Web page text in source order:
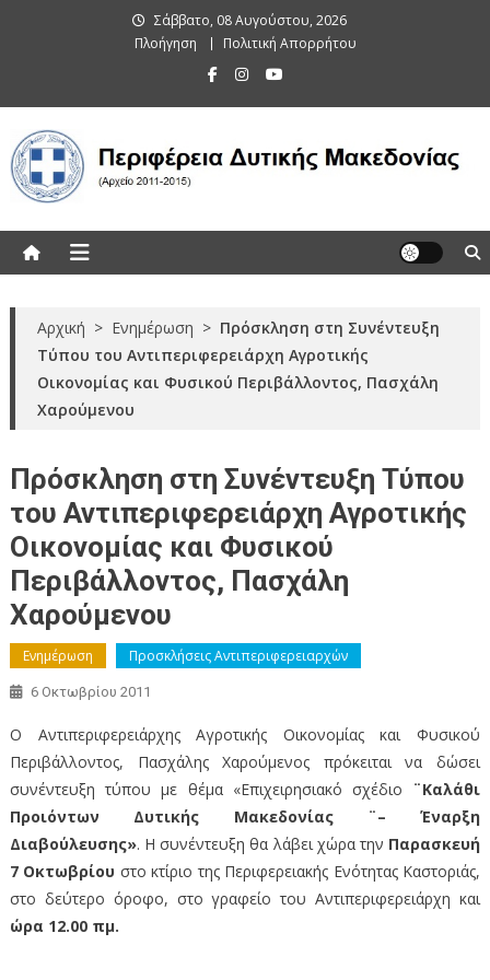
Σάββατο, 08 Αυγούστου, 2026
Πλοήγηση
Πολιτική Απορρήτου
Αρχική > Ενημέρωση > Πρόσκληση στη Συνέντευξη
Τύπου του Αντιπεριφερειάρχη Αγροτικής
Οικονομίας και Φυσικού Περιβάλλοντος, Πασχάλη
Χαρούμενου
Πρόσκληση στη Συνέντευξη Τύπου
του Αντιπεριφερειάρχη Αγροτικής
Οικονομίας και Φυσικού
Περιβάλλοντος, Πασχάλη
Χαρούμενου
Ενημέρωση Προσκλήσεις Αντιπεριφερειαρχών
6 Οκτωβρίου 2011
O Αντιπεριφερειάρχης Αγροτικής Οικονομίας και Φυσικού
Περιβάλλοντος, Πασχάλης Χαρούμενος πρόκειται να δώσει
συνέντευξη τύπου με θέμα «Επιχειρησιακό σχέδιο
¨Καλάθι
Προιόντων Δυτικής Μακεδονίας ¨– Έναρξη
Διαβούλευσης». Η συνέντευξη θα λάβει χώρα την Παρασκευή
7 Οκτωβρίου στο κτίριο της Περιφερειακής Ενότητας Καστοριάς,
στο δεύτερο όροφο, στο γραφείο του Αντιπεριφερειάρχη και
ώρα 12.00 πμ.